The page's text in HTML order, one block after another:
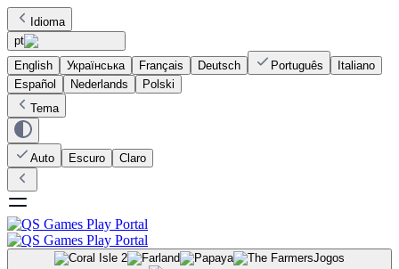
Idioma
pt
English
Українська Français Deutsch Português
Italiano
Español
Nederlands
Polski
Tema
Auto Escuro Claro
Jogos